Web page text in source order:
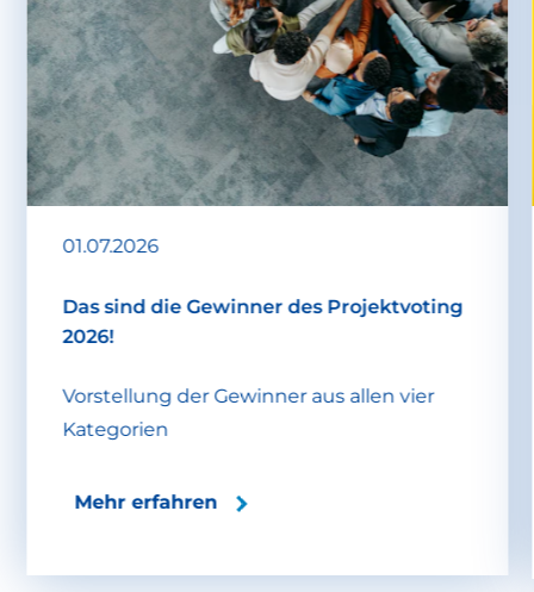
Das sind die Gewinner des Projektvoting
2026!
Vorstellung der Gewinner aus allen vier
Kategorien
01.07.2026
Mehr erfahren